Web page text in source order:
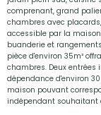
comprenant, grand
chambres avec
accessible par la
buanderie et
pièce d'environ 35m²
chambres. Deux
dépendance d'environ
maison pouvant
indépendant souhaitant